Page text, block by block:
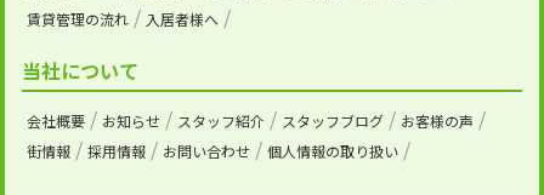
賃貸管理の流れ
入居者様へ
当社について
会社概要 お知らせ スタッフ紹介 スタッフブログ
お客様の声
街情報
採用情報 お問い合わせ 個人情報の取り扱い